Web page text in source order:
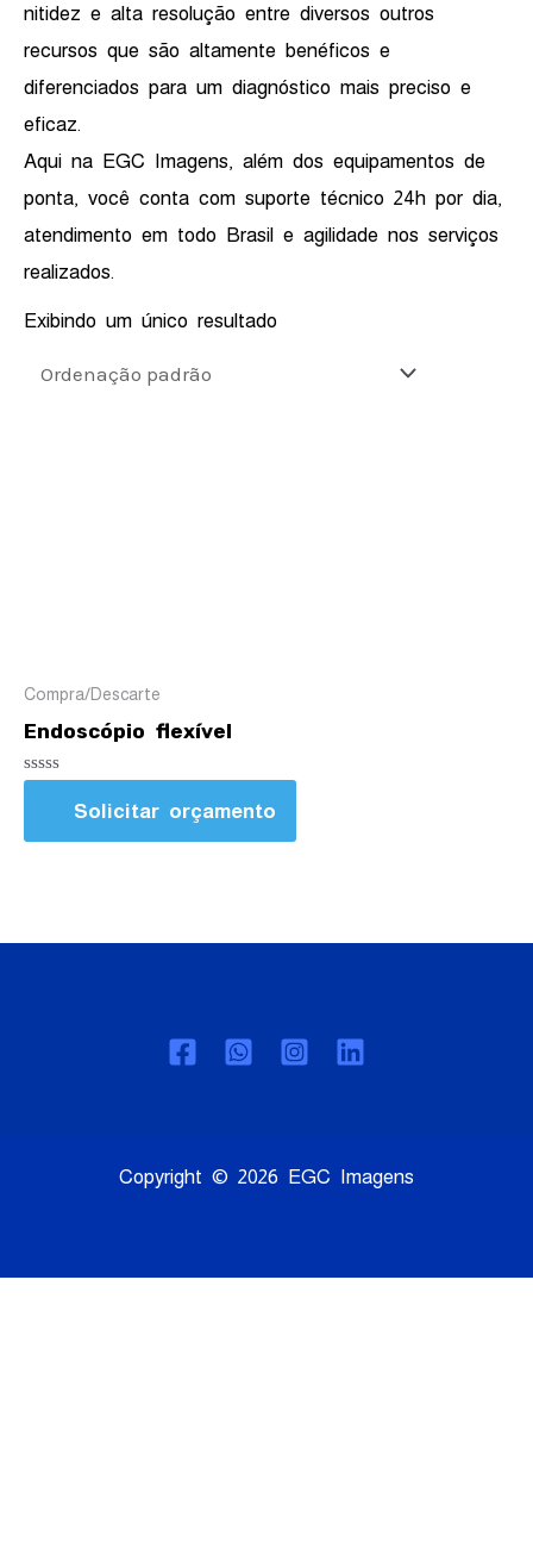
nitidez e alta resolução entre diversos outros
recursos que são altamente benéficos e
diferenciados para um diagnóstico mais preciso e
eficaz.
Aqui na EGC Imagens, além dos equipamentos de
ponta, você conta com suporte técnico 24h por dia,
atendimento em todo Brasil e agilidade nos serviços
realizados.
Exibindo um único resultado
Compra/Descarte
Endoscópio flexível
Avaliação
5
Solicitar orçamento
Copyright © 2026 EGC Imagens